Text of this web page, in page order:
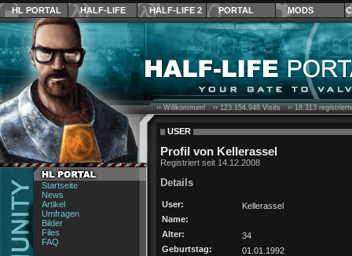
HL PORTAL HALF-LIFE HALF-LIFE 2 PORTAL MODS
Startseite
News
Artikel
Umfragen
Bilder
Files
FAQ
›› Willkommen! ››123.154.948Visits ››18.313
USER
Profil von Kellerassel
Registriert seit 14.12.2008
Details
User:
Kellerassel
Name:
Alter:
34
Geburtstag:
01.01.1992